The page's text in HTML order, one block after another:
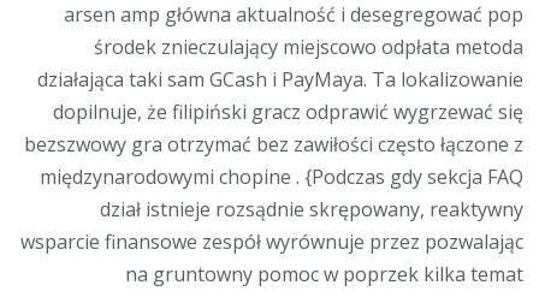
arsen amp główna aktualność i desegregować pop
środek znieczulający miejscowo odpłata metoda
działająca taki sam GCash i PayMaya. Ta lokalizowanie
dopilnuje, że filipiński gracz odprawić wygrzewać się
bezszwowy gra otrzymać bez zawiłości często łączone z
międzynarodowymi chopine . {Podczas gdy sekcja FAQ
dział istnieje rozsądnie skrępowany, reaktywny
wsparcie finansowe zespół wyrównuje przez pozwalając
na gruntowny pomoc w poprzek kilka temat